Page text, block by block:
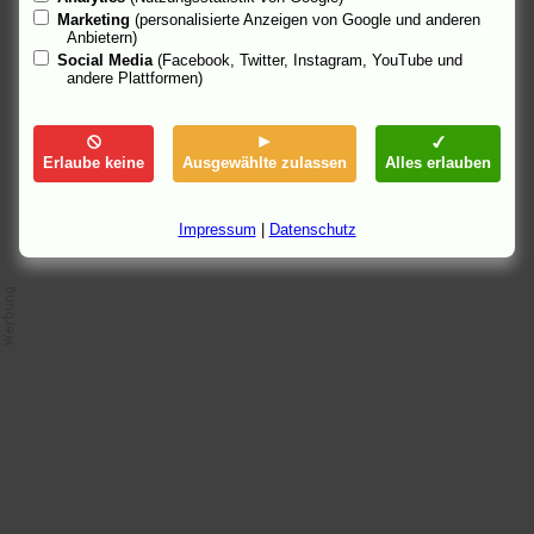
Liebesgeschichte und wäre (ohne gesangseinlagen) zwar nicht
atemberaubend aber ganz nett anzusehen...
Entweder man mag den Film oder man mag ihn eben nicht.
Marketing (personalisierte Anzeigen von Google und anderen
Anbietern)
Social Media (Facebook, Twitter, Instagram, YouTube und
andere Plattformen)
Erlaube keine Ausgewählte zulassen Alles erlauben
Impressum Datenschutz